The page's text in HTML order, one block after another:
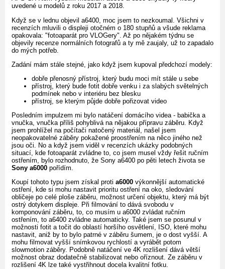
uvedené u modelů z roku 2017 a 2018.
Když se v lednu objevil a6400, moc jsem to nezkoumal. Všichni v
recenzích mluvili o displeji otočném o 180 stupňů a všude reklama
opakovala: "fotoaparát pro VLOGery". Až po nějakém týdnu se
objevily recenze normálních fotografů a ty mě zaujaly, už to zapadalo
do mých potřeb.
Zadání mám stále stejné, jako když jsem kupoval předchozí modely:
dobře přenosný přístroj, který budu moci mít stále u sebe
přístroj, který bude fotit dobře venku i za slabých světelných
podmínek nebo v interiéru bez blesku
přístroj, se kterým půjde dobře pořizovat video
Posledním impulzem mi bylo natáčení domácího videa - babička a
vnučka, vnučka příliš pohyblivá na nějakou přípravu záběru. Když
jsem prohlížel na počítači natočený materiál, našel jsem
neopakovatelné záběry pokažené proostřením na něco jiného než
jsou oči. No a když jsem viděl v recenzích ukázky podobných
situací, kde fotoaparát zvládne to, co jsem musel vždy řešit ručním
ostřením, bylo rozhodnuto, že Sony a6400 po pěti letech života se
Sony a6000 pořídím.
Koupí tohoto typu jsem získal proti a6000 výkonnější automatické
ostření, kde si mohu nastavit prioritu ostření na oko, sledování
obličeje po celé ploše záběru, možnost určení objektu, který má být
ostrý dotykem displeje. Při filmování to dává svobodu v
komponování záběru, to, co musím u a6000 zvládat ručním
ostřením, to a6400 zvládne automaticky. Také jsem se posunul v
možnosti fotit a točit do oblastí horšího osvětlení, ISO, které mohu
nastavit, aniž by to bylo patrné v záběru šumem, je o dost vyšší. A
mohu filmovat vyšší snímkovou rychlostí a vyrábět potom
slowmotion záběry. Podobně natáčení ve 4K rozlišení dává větší
možnost obraz dodatečně stabilizovat nebo oříznout. Ze záběru v
rozlišení 4K lze také vystřihnout docela kvalitní fotku.